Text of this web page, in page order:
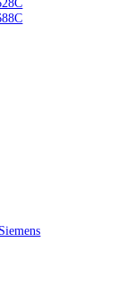
LC 185
LC 195F
LS 628C
LS 688C